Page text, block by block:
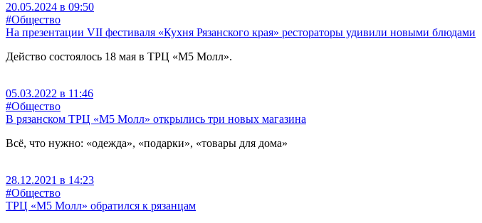
20.05.2024 в 09:50
#Общество
На презентации VII фестиваля «Кухня Рязанского края» рестораторы удивили новыми блюдами
Действо состоялось 18 мая в ТРЦ «М5 Молл».
05.03.2022 в 11:46
#Общество
В рязанском ТРЦ «М5 Молл» открылись три новых магазина
Всё, что нужно: «одежда», «подарки», «товары для дома»
28.12.2021 в 14:23
#Общество
ТРЦ «М5 Молл» обратился к рязанцам